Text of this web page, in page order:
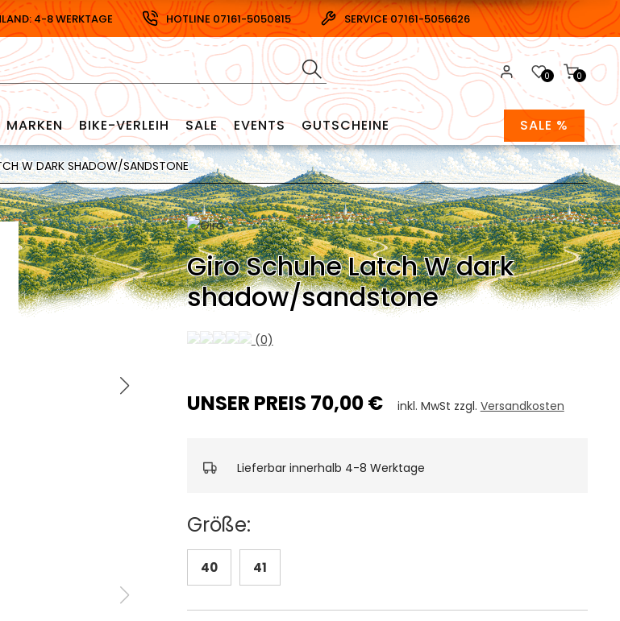
4-8 WERKTAGE HOTLINE 07161-5050815 SERVICE 07161-5056626
0
0
MARKEN BIKE-VERLEIH SALE EVENTS GUTSCHEINE SALE %
W DARK SHADOW/SANDSTONE
Giro Schuhe Latch W dark
shadow/sandstone
(0)
UNSER PREIS 70,00 € inkl. MwSt zzgl. Versandkosten
Lieferbar innerhalb 4-8 Werktage
Größe:
40 41